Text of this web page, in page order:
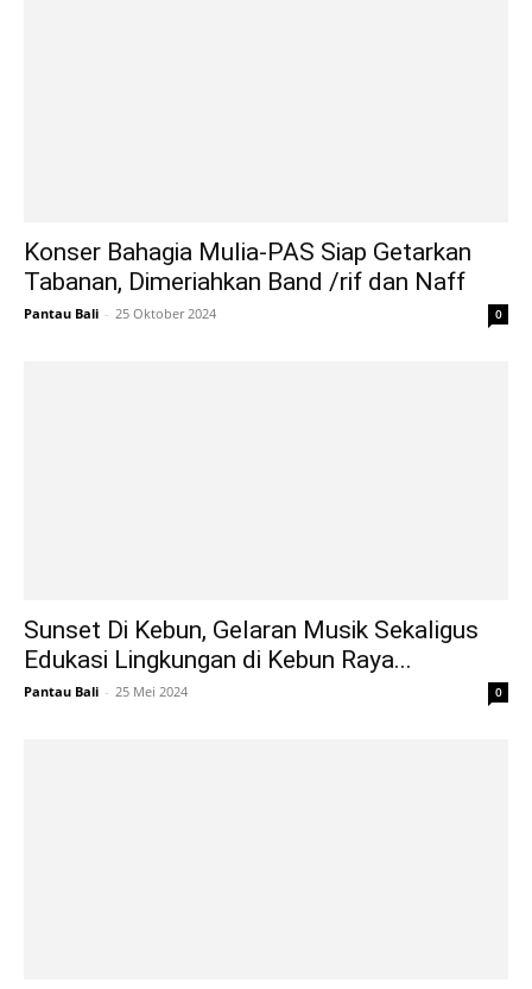
Konser Bahagia Mulia-PAS Siap Getarkan
Tabanan, Dimeriahkan Band /rif dan Naff
Pantau Bali - 25 Oktober 2024 0
Sunset Di Kebun, Gelaran Musik Sekaligus
Edukasi Lingkungan di Kebun Raya...
Pantau Bali - 25 Mei 2024 0